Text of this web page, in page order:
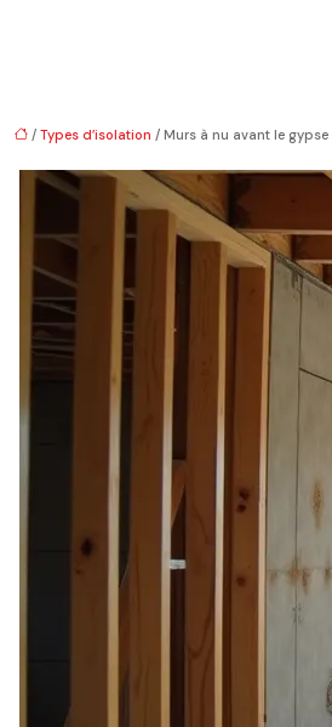
/ Types d’isolation / Murs à nu avant le